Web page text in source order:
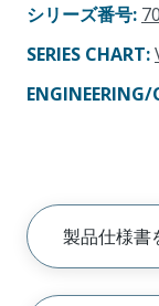
シリーズ番号:
SERIES CHART:
製品仕様書